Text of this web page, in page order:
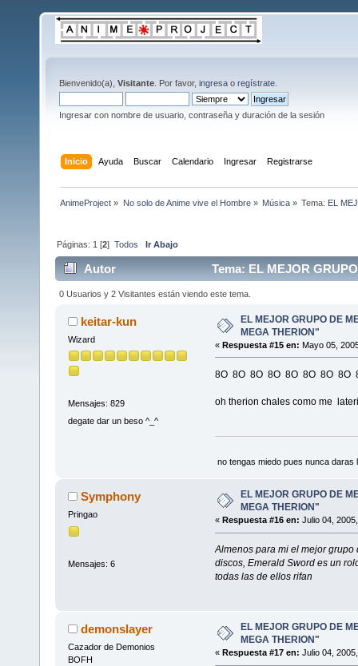
Bienvenido(a), Visitante . Por favor, ingresa o regístrate
Ingresar con nombre de usuario, contraseña y duración de la sesión
Inicio Ayuda Buscar Calendario Ingresar Registrarse
AnimeProject » No solo de Anime vive el Hombre» Música» Tema: EL
Páginas: 1 [2]Todos Ir Abajo
Autor
Tema: EL MEJOR
veces)
0 Usuarios y 2 Visitantes están viendo este tema.
keitar-kun
Wizard
Mensajes: 829
degate dar un beso ^_^
EL MEJOR GRUPO DE
MEGA THERION"
« Respuesta #15 en: Mayo 05,
8O 8O 8O 8O 8O 8O 8O
oh therion chales como me
no tengas miedo pues nunca daras
Symphony
Pringao
Mensajes: 6
EL MEJOR GRUPO DE
MEGA THERION"
« Respuesta #16 en: Julio 04,
Almenos para mi el mejor
discos, Emerald Sword es un
todas las de ellos rifan
demonslayer
Cazador de Demonios
BOFH
EL MEJOR GRUPO DE
MEGA THERION"
« Respuesta #17 en: Julio 04,